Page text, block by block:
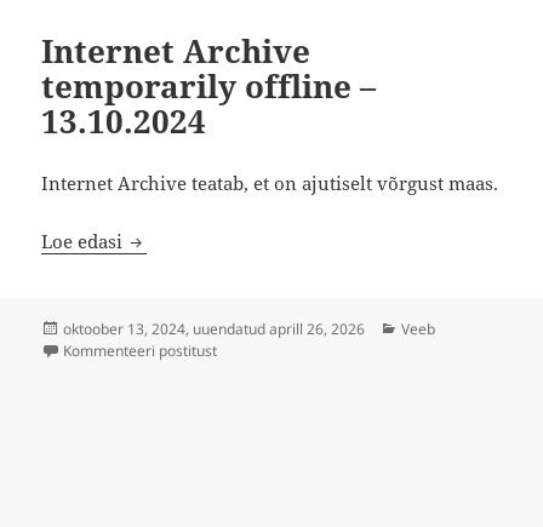
Internet Archive
temporarily offline –
13.10.2024
Internet Archive teatab, et on ajutiselt võrgust maas.
Loe edasi Internet Archive temporarily offline –
Postitatud
oktoober 13, 2024, uuendatud aprill 26, 2026 Rubriigid
Veeb
Kommenteeri postitustInternet Archive temporarily offline – 13.10.2024